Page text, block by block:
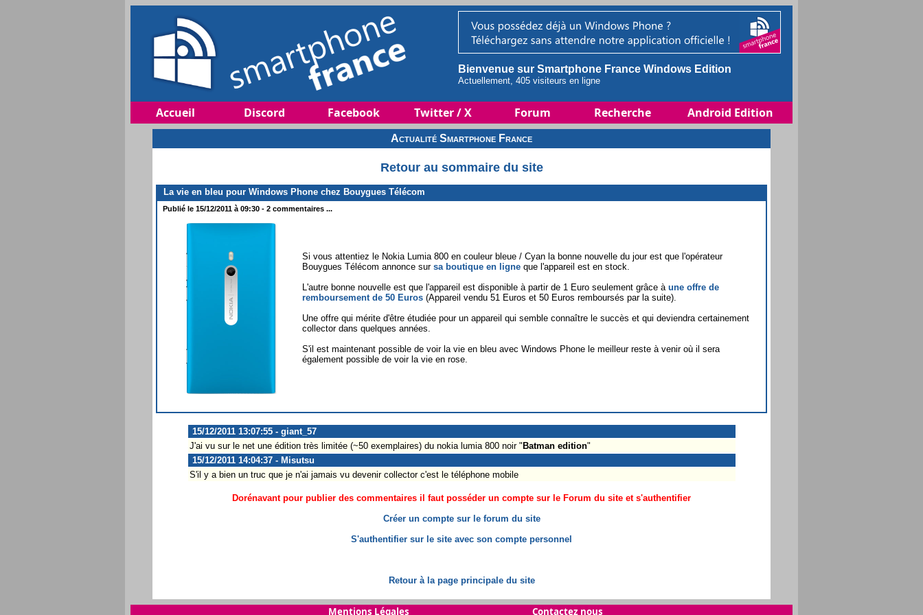
Bienvenue sur Smartphone France Windows Edition
Actuellement, 405 visiteurs en ligne
Accueil Discord Facebook Twitter / X Forum Recherche Android Edition
Actualité Smartphone France
Retour au sommaire du site
La vie en bleu pour Windows Phone chez Bouygues Télécom
Publié le 15/12/2011 à 09:30 - 2 commentaires ...
Si vous attentiez le Nokia Lumia 800 en couleur bleue / Cyan la bonne nouvelle du jour est que l'opérateur
Bouygues Télécom annonce sur sa boutique en ligne que l'appareil est en stock.
L'autre bonne nouvelle est que l'appareil est disponible à partir de 1 Euro seulement grâce à une offre de
remboursement de 50 Euros (Appareil vendu 51 Euros et 50 Euros remboursés par la suite).
Une offre qui mérite d'être étudiée pour un appareil qui semble connaître le succès et qui deviendra certainement
collector dans quelques années.
S'il est maintenant possible de voir la vie en bleu avec Windows Phone le meilleur reste à venir où il sera
également possible de voir la vie en rose.
15/12/2011 13:07:55 - giant_57
J'ai vu sur le net une édition très limitée (~50 exemplaires) du nokia lumia 800 noir "Batman edition"
15/12/2011 14:04:37 - Misutsu
S'il y a bien un truc que je n'ai jamais vu devenir collector c'est le téléphone mobile
Dorénavant pour publier des commentaires il faut posséder un compte sur le Forum du site et s'authentifier
Créer un compte sur le forum du site
S'authentifier sur le site avec son compte personnel
Retour à la page principale du site
Mentions Légales Contactez nous